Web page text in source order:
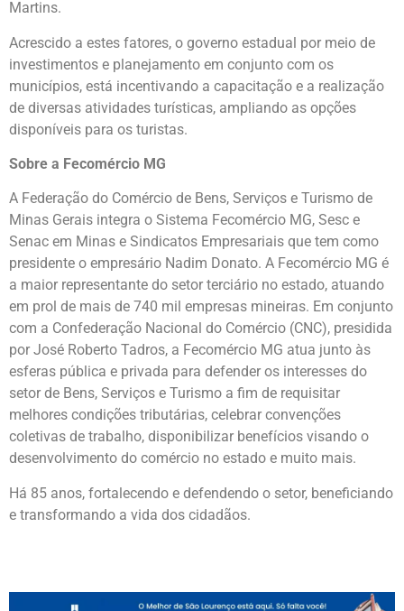
Martins.
Acrescido a estes fatores, o governo estadual por meio de
investimentos e planejamento em conjunto com os
municípios, está incentivando a capacitação e a realização
de diversas atividades turísticas, ampliando as opções
disponíveis para os turistas.
Sobre a Fecomércio MG
A Federação do Comércio de Bens, Serviços e Turismo de
Minas Gerais integra o Sistema Fecomércio MG, Sesc e
Senac em Minas e Sindicatos Empresariais que tem como
presidente o empresário Nadim Donato. A Fecomércio MG é
a maior representante do setor terciário no estado, atuando
em prol de mais de 740 mil empresas mineiras. Em conjunto
com a Confederação Nacional do Comércio (CNC), presidida
por José Roberto Tadros, a Fecomércio MG atua junto às
esferas pública e privada para defender os interesses do
setor de Bens, Serviços e Turismo a fim de requisitar
melhores condições tributárias, celebrar convenções
coletivas de trabalho, disponibilizar benefícios visando o
desenvolvimento do comércio no estado e muito mais.
Há 85 anos, fortalecendo e defendendo o setor, beneficiando
e transformando a vida dos cidadãos.